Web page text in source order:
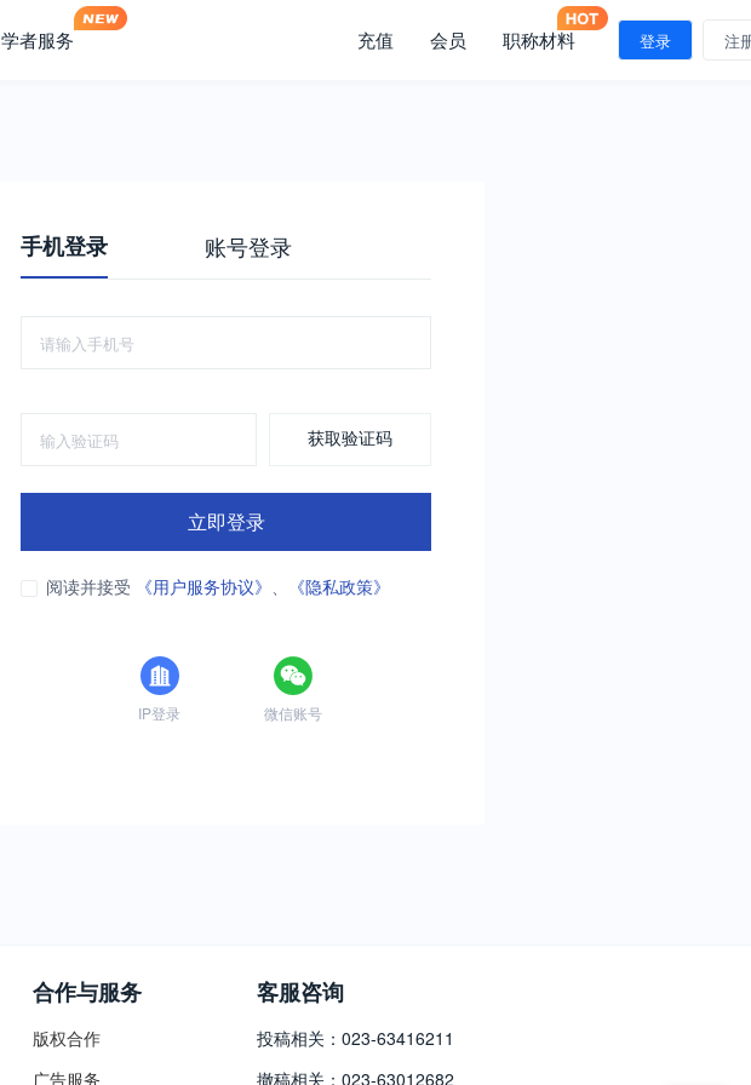
学者服务 充值 会员 职称材料 登录 注
手机登录 账号登录
获取验证码
立即登录
阅读并接受 《用户服务协议》 、 《隐私政策》
IP登录 微信账号
合作与服务
版权合作
广告服务
客服咨询
投稿相关：023-63416211
撤稿相关：023-63012682